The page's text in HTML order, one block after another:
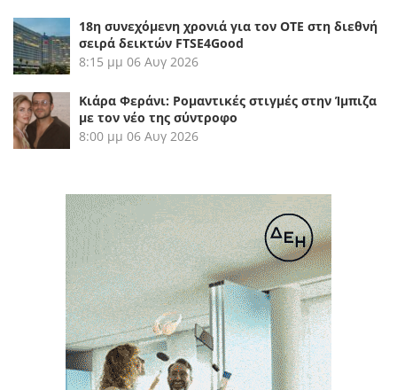
18η συνεχόμενη χρονιά για τον ΟΤΕ στη διεθνή
σειρά δεικτών FTSE4Good
8:15 μμ 06 Αυγ 2026
Κιάρα Φεράνι: Ρομαντικές στιγμές στην Ίμπιζα
με τον νέο της σύντροφο
8:00 μμ 06 Αυγ 2026